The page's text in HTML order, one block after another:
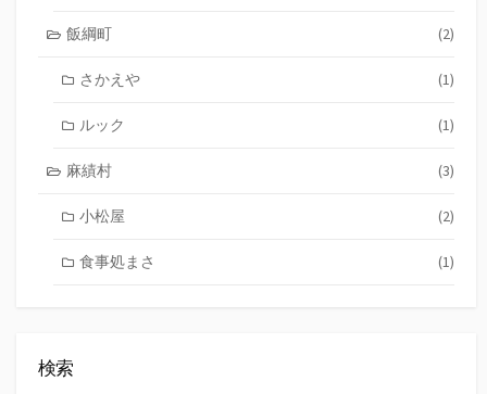
飯綱町 (2)
さかえや (1)
ルック (1)
麻績村 (3)
小松屋 (2)
食事処まさ (1)
検索